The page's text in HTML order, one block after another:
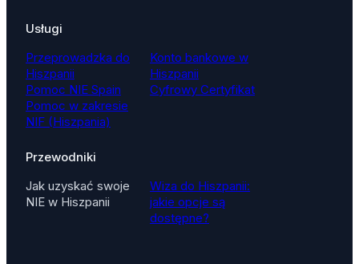
Usługi
Przeprowadzka do
Hiszpanii
Pomoc NIE Spain
Pomoc w zakresie
NIF (Hiszpania)
Konto bankowe w
Hiszpanii
Cyfrowy Certyfikat
Przewodniki
Jak uzyskać swoje
NIE w Hiszpanii
Wiza do Hiszpanii:
jakie opcje są
dostępne?